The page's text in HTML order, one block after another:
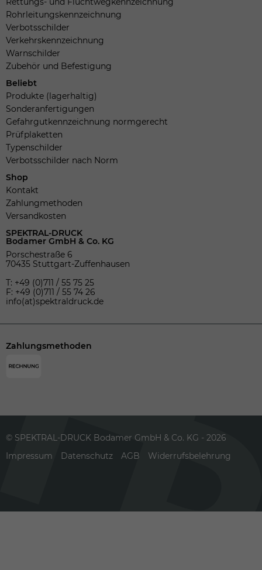
Rohrleitungskennzeichnung
Verbotsschilder
Verkehrskennzeichnung
Warnschilder
Zubehör und Befestigung
Beliebt
Produkte (lagerhaltig)
Sonderanfertigungen
Gefahrgutkennzeichnung normgerecht
Prüfplaketten
Typenschilder
Verbotsschilder nach Norm
Shop
Kontakt
Zahlungmethoden
Versandkosten
SPEKTRAL-DRUCK
Bodamer GmbH & Co. KG
Porschestraße 6
70435 Stuttgart-Zuffenhausen
T: +49 (0)711 / 55 75 25
F: +49 (0)711 / 55 74 26
info(at)spektraldruck.de
Zahlungsmethoden
© SPEKTRAL-DRUCK Bodamer GmbH & Co. KG - 2026
Impressum
Datenschutz AGB Widerrufsbelehrung